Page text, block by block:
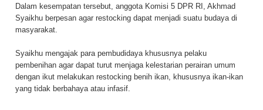
Dalam kesempatan tersebut, anggota Komisi 5 DPR RI, Akhmad
Syaikhu berpesan agar restocking dapat menjadi suatu budaya di
masyarakat.
Syaikhu mengajak para pembudidaya khususnya pelaku
pembenihan agar dapat turut menjaga kelestarian perairan umum
dengan ikut melakukan restocking benih ikan, khususnya ikan-ikan
yang tidak berbahaya atau infasif.